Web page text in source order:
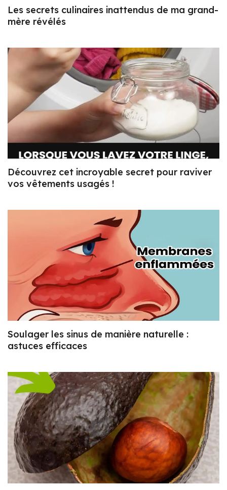
Les secrets culinaires inattendus de ma grand-
mère révélés
Découvrez cet incroyable secret pour raviver
vos vêtements usagés !
Soulager les sinus de manière naturelle :
astuces efficaces